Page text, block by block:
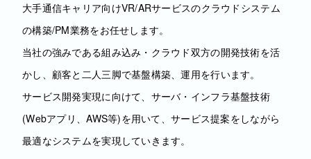
大手通信キャリア向けVR/ARサービスのクラウドシステム
の構築/PM業務をお任せします。
当社の強みである組み込み・クラウド双方の開発技術を活
かし、顧客と二人三脚で基盤構築、運用を行います。
サービス開発実現に向けて、サーバ・インフラ基盤技術
(Webアプリ、AWS等)を用いて、サービス提案をしながら
最適なシステムを実現していきます。